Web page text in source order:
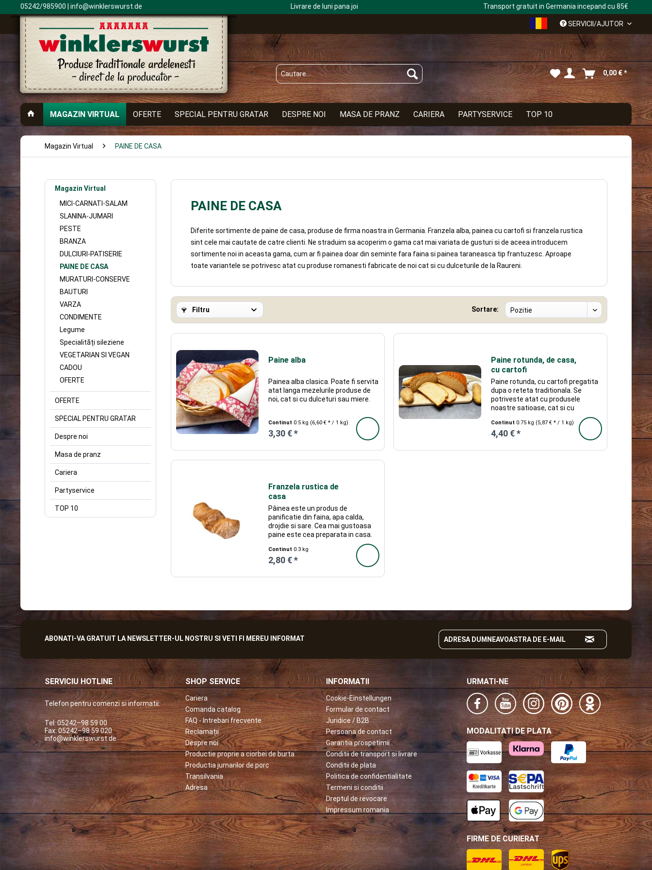
05242/985900 | info@winklerswurst.de Livrare de luni pana joi Transport gratuit in Germania incepand cu 85€
RumänischSERVICII/AJUTOR
0,00 € *
MAGAZIN VIRTUAL OFERTE SPECIAL PENTRU GRATAR DESPRE NOI MASA DE PRANZ CARIERA PARTYSERVICE TOP 10
Magazin Virtual PAINE DE CASA
Magazin Virtual
MICI-CARNATI-SALAM
SLANINA-JUMARI
PESTE
BRANZA
DULCIURI-PATISERIE
PAINE DE CASA
MURATURI-CONSERVE
BAUTURI
VARZA
CONDIMENTE
Legume
Specialități sileziene
VEGETARIAN SI VEGAN
CADOU
OFERTE
OFERTE
SPECIAL PENTRU GRATAR
Despre noi
Masa de pranz
Cariera
Partyservice
TOP 10
PAINE DE CASA
Diferite sortimente de paine de casa, produse de firma noastra in Germania. Franzela alba, painea cu cartofi si franzela rustica
sint cele mai cautate de catre clienti. Ne straduim sa acoperim o gama cat mai variata de gusturi si de aceea introducem
sortimente noi in aceasta gama, cum ar fi painea doar din seminte fara faina si painea taraneasca tip frantuzesc. Aproape
toate variantele se potrivesc atat cu produse romanesti fabricate de noi cat si cu dulceturile de la Raureni.
Filtru Sortare:
Paine alba
Painea alba clasica. Poate fi servita
atat langa mezelurile produse de
noi, cat si cu dulceturi sau miere.
Continut 0.5 kg (6,60 € * / 1 kg)
3,30 € *
Paine rotunda, de casa,
cu cartofi
Paine rotunda, cu cartofi pregatita
dupa o reteta traditionala. Se
potriveste atat cu produsele
noastre satioase, cat si cu
dulceturi sau miere. Se incalzeste
cuptorul la 150 grade Celsius si se
introduce painea pe sina din mijloc
Continut 0.75 kg (5,87 € * / 1 kg)
4,40 € *
Franzela rustica de
casa
Pâinea este un produs de
panificatie din faina, apa calda,
drojdie si sare. Cea mai gustoasa
paine este cea preparata in casa.
Aceasta franzela este deja coapta,
insa aroma ei se accentueaza
daca se serveste incalzita in
Continut 0.3 kg
2,80 € *
ABONATI-VA GRATUIT LA NEWSLETTER-UL NOSTRU SI VETI FI MEREU INFORMAT
SERVICIU HOTLINE
Telefon pentru comenzi si informatii:
Tel: 05242–98 59 00
Fax: 05242–98 59 020
info@winklerswurst.de
SHOP SERVICE
Cariera
Comanda catalog
FAQ - Intrebari frecvente
Reclamații
Despre noi
Productie proprie a ciorbei de burta
Productia jumarilor de porc
Transilvania
Adresa
INFORMATII
Cookie-Einstellungen
Formular de contact
Juridice / B2B
Persoana de contact
Garantia prospetimii
Conditii de transport si livrare
Conditii de plata
Politica de confidentialitate
Termeni si conditii
Dreptul de revocare
Impressum romania
URMATI-NE
MODALITATI DE PLATA
FIRME DE CURIERAT